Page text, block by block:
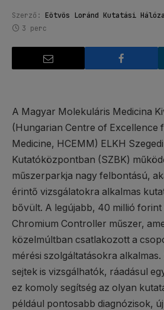
Szerző: Eötvös Loránd Kutatási
3 perc
A Magyar Molekuláris Medicina
(Hungarian Centre of Excellence
Medicine, HCEMM) ELKH
Kutatóközpontban (SZBK)
műszerparkja nagy felbontású,
érintő vizsgálatokra alkalmas
bővült. A legújabb, 40 millió forint
Chromium Controller műszer,
közelmúltban csatlakozott a
mérési szolgáltatásokra alkalmas.
sejtek is vizsgálhatók, ráadásul
ez komoly segítség az olyan
például pontosabb diagnózisok,